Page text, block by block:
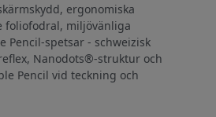
ergonomiska
foliofodral, miljövänliga
Pencil-spetsar - schweizisk
Nanodots®-struktur och
Pencil vid teckning och